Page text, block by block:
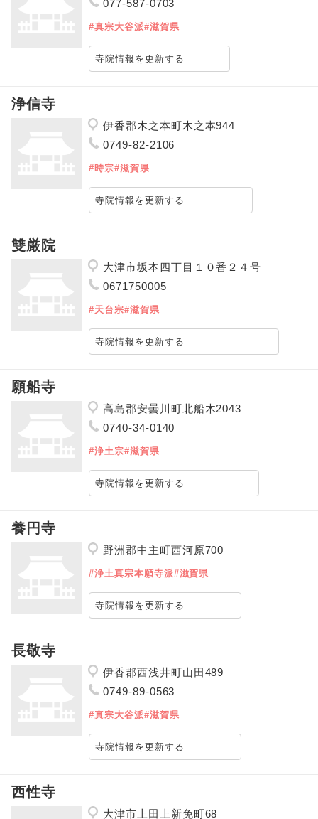
077-587-0703
#真宗大谷派#滋賀県
寺院情報を更新する
浄信寺
伊香郡木之本町木之本944
0749-82-2106
#時宗#滋賀県
寺院情報を更新する
雙厳院
大津市坂本四丁目１０番２４号
0671750005
#天台宗#滋賀県
寺院情報を更新する
願船寺
高島郡安曇川町北船木2043
0740-34-0140
#浄土宗#滋賀県
寺院情報を更新する
養円寺
野洲郡中主町西河原700
#浄土真宗本願寺派#滋賀県
寺院情報を更新する
長敬寺
伊香郡西浅井町山田489
0749-89-0563
#真宗大谷派#滋賀県
寺院情報を更新する
西性寺
大津市上田上新免町68